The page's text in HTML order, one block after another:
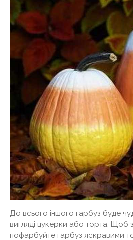
До всього іншого гарбуз буде
вигляді цукерки або торта. Щоб
пофарбуйте гарбуз яскравими